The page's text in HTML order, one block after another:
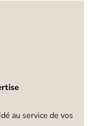
au service de vos